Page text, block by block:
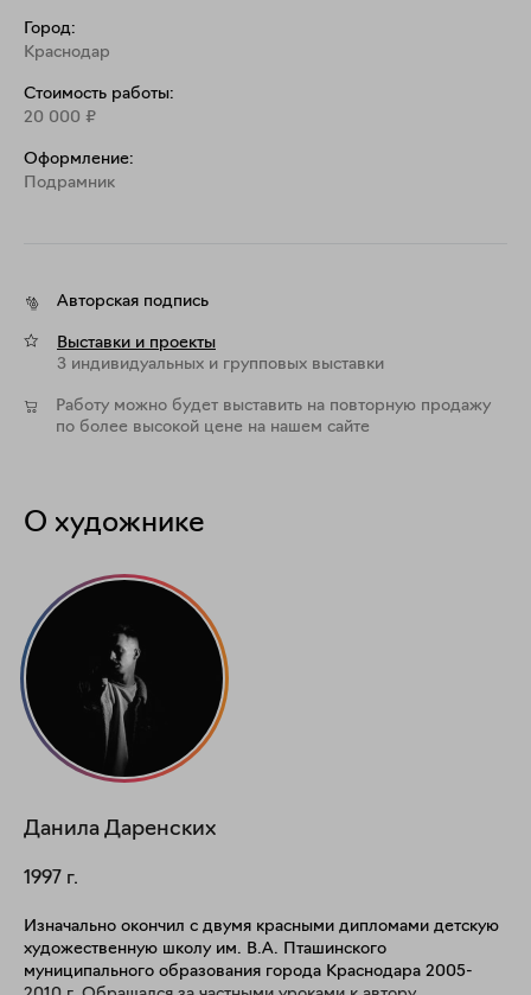
Город:
Краснодар
Стоимость работы:
20 000 ₽
Оформление:
Подрамник
Авторская подпись
Выставки и проекты
3 индивидуальных и групповых выставки
Работу можно будет выставить на повторную продажу
по более высокой цене на нашем сайте
О художнике
Данила Даренских
1997 г.
Изначально окончил с двумя красными дипломами детскую
художественную школу им. В.А. Пташинского
муниципального образования города Краснодара 2005-